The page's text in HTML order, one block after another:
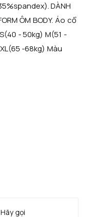
DÀNH
ÔM BODY. Áo cổ
- 50kg) M(51 -
-68kg) Màu
gọi